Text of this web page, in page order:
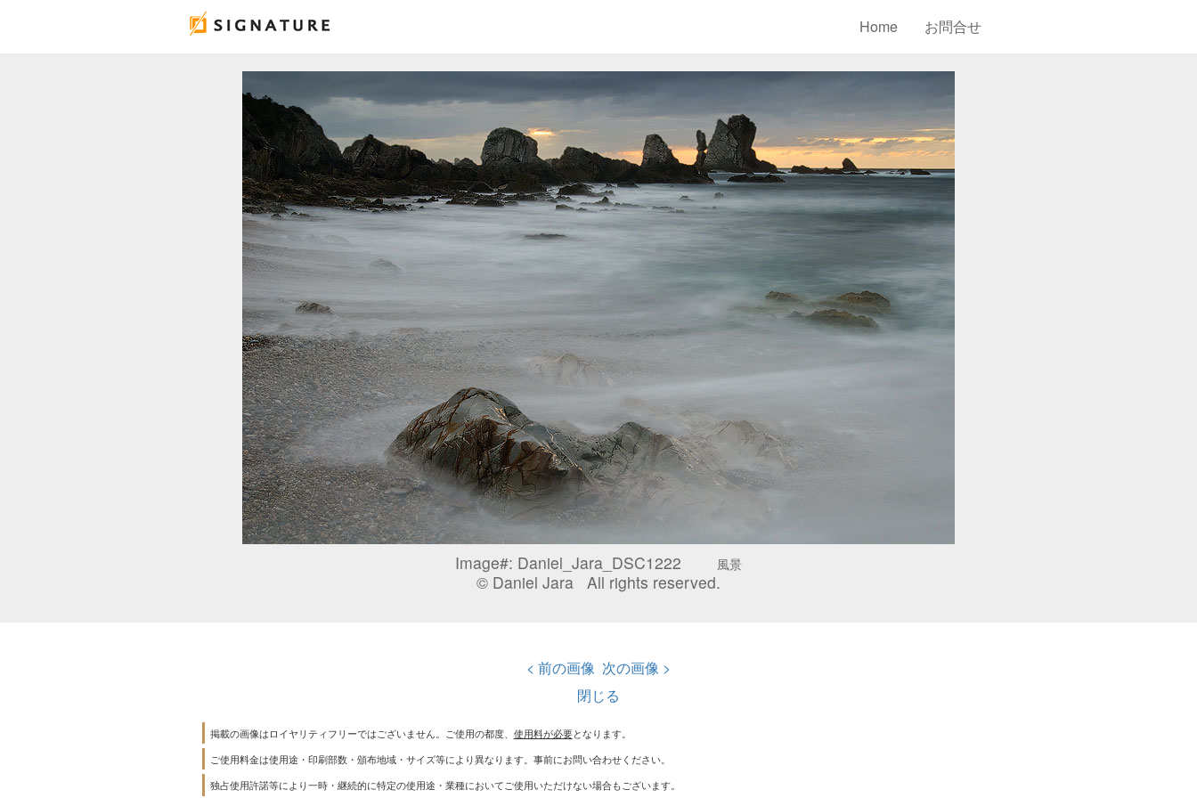
Home お問合せ
Image#: Daniel_Jara_DSC1222 風景
© Daniel Jara All rights reserved.
< 前の画像 次の画像 >
閉じる
掲載の画像はロイヤリティフリーではございません。ご使用の都度、 使用料が必要となります。
ご使用料金は使用途・印刷部数・頒布地域・サイズ等により異なります。事前にお問い合わせください。
独占使用許諾等により一時・継続的に特定の使用途・業種においてご使用いただけない場合もございます。